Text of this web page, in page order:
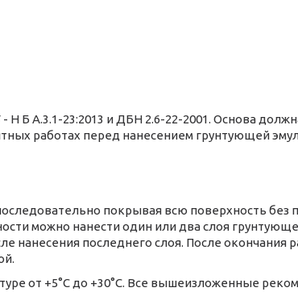
Н Б А.3.1-23:2013 и ДБН 2.6-22-2001. Основа
работах перед нанесением грунтующей
покрывая всю поверхность без
можно нанести один или два слоя
нанесения последнего слоя. После
от +5°С до +30°С. Все вышеизложенные